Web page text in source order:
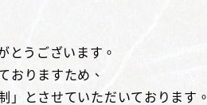
とうございます。
おりますため、
」とさせていただいております。